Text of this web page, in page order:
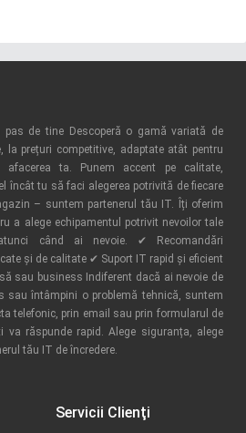
de tine Descoperă o gamă variată de
la prețuri competitive, adaptate atât pentru
ta. Punem accent pe calitate,
încât tu să faci alegerea potrivită de fiecare
– suntem partenerul tău IT. Îți oferim
a alege echipamentul potrivit nevoilor tale
când ai nevoie. ✔ Recomandări
și de calitate ✔ Suport IT rapid și eficient
sau business Indiferent dacă ai nevoie de
sau întâmpini o problemă tehnică, suntem
telefonic, prin email sau prin formularul de
răspunde rapid. Alege siguranța, alege
tău IT de încredere.
Servicii Clienţi